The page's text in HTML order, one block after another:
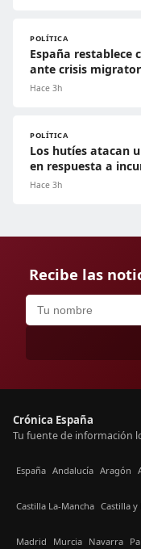
POLÍTICA
España restablece
ante crisis
Hace 3h
POLÍTICA
Los hutíes atacan
en respuesta a
Hace 3h
Recibe las
Crónica España
Tu fuente de información
España Andalucía Aragón
Castilla La-Mancha Castilla y
Madrid Murcia Navarra